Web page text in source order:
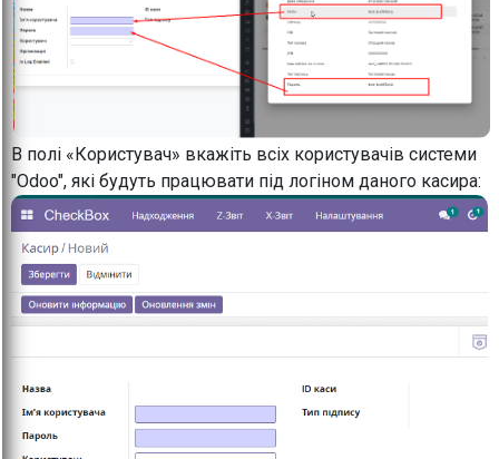
В полі «Користувач» вкажіть всіх користувачів системи
"Odoo", які будуть працювати під логіном даного касира: